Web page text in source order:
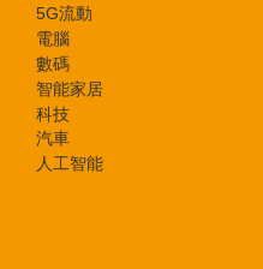
5G流動
電腦
數碼
智能家居
科技
汽車
人工智能